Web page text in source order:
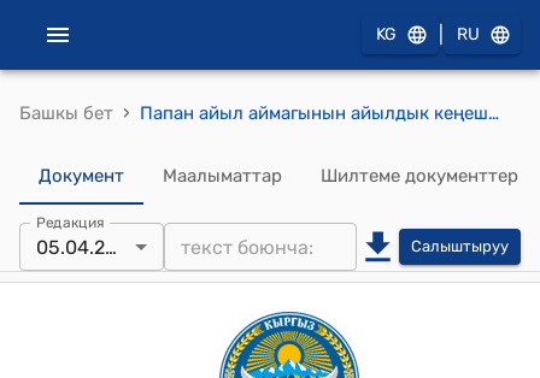
KG RU
Башкы бет › Папан айыл аймагынын айылдык кеңешинин 2024-жылдын 05-апрелиндеги №4 Папан айыл аймагынын айыл өкмөтүнүн Кызыл-Туу айылында жайгашкан жабык спорт аянтчасынын курулушун бүтүрүү максатында Ош облустук региондорду өнүктүрүү фондуна долбоор жазуу жөнүндө токтому
Документ Маалыматтар Шилтеме документтер
Редакция
05.04.2024 Салыштыруу